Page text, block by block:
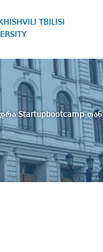
TBILISI
Startupbootcamp-თან